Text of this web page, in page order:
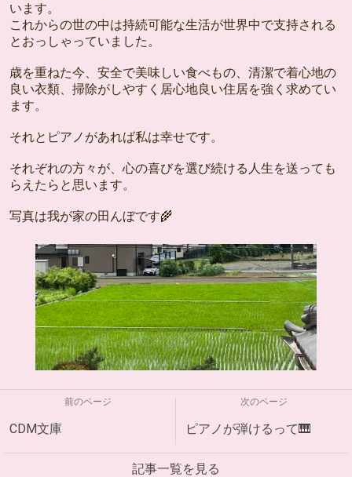
います。
これからの世の中は持続可能な生活が世界中で支持される
とおっしゃっていました。
歳を重ねた今、安全で美味しい食べもの、清潔で着心地の
良い衣類、掃除がしやすく居心地良い住居を強く求めてい
ます。
それとピアノがあれば私は幸せです。
それぞれの方々が、心の喜びを選び続ける人生を送っても
らえたらと思います。
写真は我が家の田んぼです🌾
前のページ
CDM文庫
次のページ
ピアノが弾けるって🎹
記事一覧を見る